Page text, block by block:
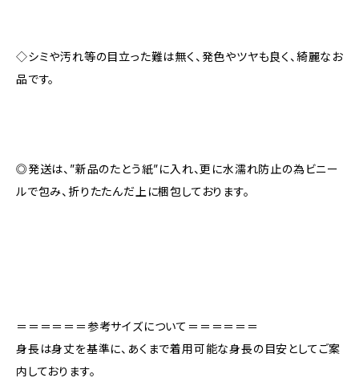
◇シミや汚れ等の目立った難は無く、発色やツヤも良く、綺麗なお
品です。
◎発送は、”新品のたとう紙”に入れ、更に水濡れ防止の為ビニー
ルで包み、折りたたんだ上に梱包しております。
＝＝＝＝＝＝参考サイズについて＝＝＝＝＝＝
身長は身丈を基準に、あくまで着用可能な身長の目安としてご案
内しております。